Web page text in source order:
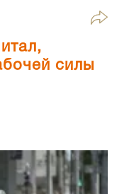
силы